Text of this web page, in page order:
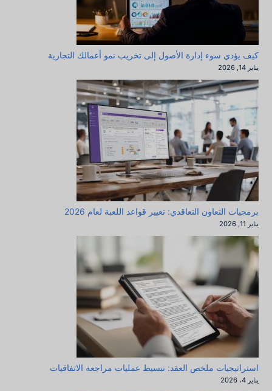
كيف يؤدي سوء إدارة الأصول إلى تخريب نمو أعمالك التجارية
يناير 14, 2026
برمجيات التعاون التعاقدي: تغيير قواعد اللعبة لعام 2026
يناير 11, 2026
استراتيجيات ملخص العقد: تبسيط عمليات مراجعة الاتفاقيات
يناير 4، 2026